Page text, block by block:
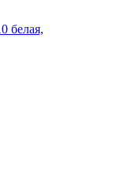
белая,